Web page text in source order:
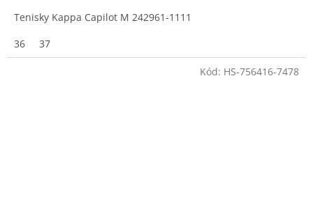
Tenisky Kappa Capilot M 242961-1111
36
37
Kód: HS-756416-7478